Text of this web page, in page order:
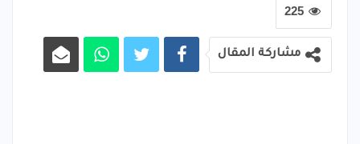
225
مشاركة المقال